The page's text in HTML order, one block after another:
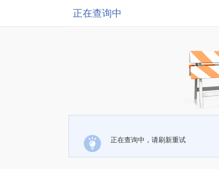
正在查询中
正在查询中，请刷新重试